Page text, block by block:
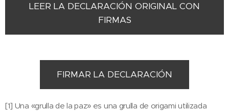
LEER LA DECLARACIÓN ORIGINAL CON
FIRMAS
FIRMAR LA DECLARACIÓN
[1] Una «grulla de la paz» es una grulla de origami utilizada